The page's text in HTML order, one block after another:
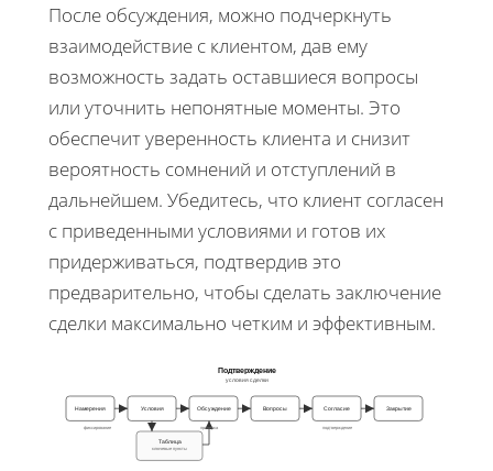
После обсуждения, можно подчеркнуть
взаимодействие с клиентом, дав ему
возможность задать оставшиеся вопросы
или уточнить непонятные моменты. Это
обеспечит уверенность клиента и снизит
вероятность сомнений и отступлений в
дальнейшем. Убедитесь, что клиент согласен
с приведенными условиями и готов их
придерживаться, подтвердив это
предварительно, чтобы сделать заключение
сделки максимально четким и эффективным.
Подтверждение
условия сделки
Намерения Условия Обсуждение Вопросы Согласие Закрытие
Таблица
ключевые пункты
фиксирование проверка подтверждение